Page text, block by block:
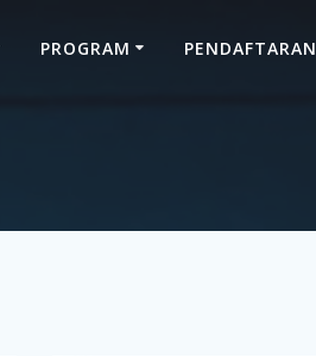
PROGRAM PENDAFTARAN